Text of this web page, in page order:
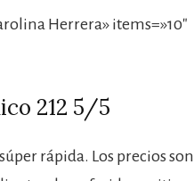
Herrera» items=»10″
212 5/5
rápida. Los precios son